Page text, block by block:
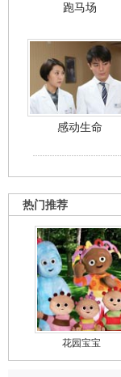
跑马场
感动生命
热门推荐
花园宝宝